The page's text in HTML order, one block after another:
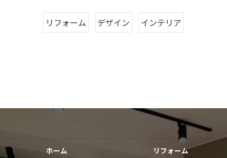
リフォーム デザイン インテリア
ホーム リフォーム